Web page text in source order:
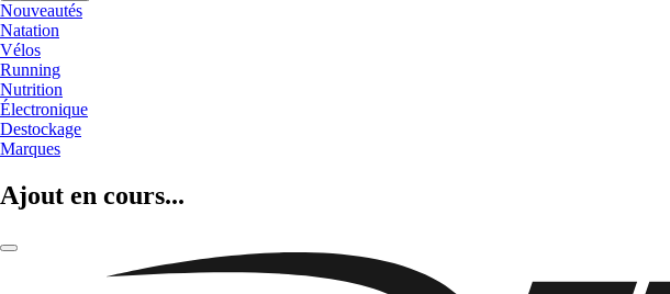
Nouveautés
Natation
Vélos
Running
Nutrition
Électronique
Destockage
Marques
Ajout en cours...